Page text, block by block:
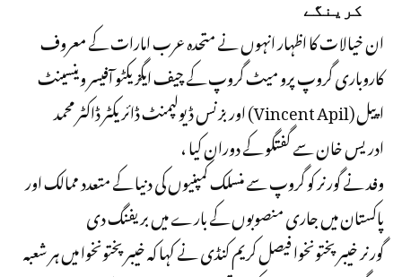
کرینگے
ان خیالات کا اظہار انہوں نے متحدہ عرب امارات کے معروف
کاروباری گروپ پرو میٹ گروپ کے چیف ایگزیکٹو آفیسر وینسینٹ
اپیل (Vincent Apil) اور بزنس ڈیولپمنٹ ڈائریکٹر ڈاکٹر محمد
ادریس خان سے گفتگو کے دوران کیا ،
وفد نے گورنر کو گروپ سے منسلک کمپنیوں کی دنیا کے متعدد ممالک اور
پاکستان میں جاری منصوبوں کے بارے میں بریفنگ دی
گورنر خیبرپختونخوا فیصل کریم کنڈی نے کہا کہ خیبرپختونخوا میں ہر شعبہ